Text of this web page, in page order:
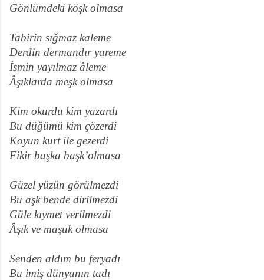
Gönlümdeki köşk olmasa
Tabirin sığmaz kaleme
Derdin dermandır yareme
İsmin yayılmaz âleme
Âşıklarda meşk olmasa
Kim okurdu kim yazardı
Bu düğümü kim çözerdi
Koyun kurt ile gezerdi
Fikir başka başk’olmasa
Güzel yüzün görülmezdi
Bu aşk bende dirilmezdi
Güle kıymet verilmezdi
Âşık ve maşuk olmasa
Senden aldım bu feryadı
Bu imiş dünyanın tadı